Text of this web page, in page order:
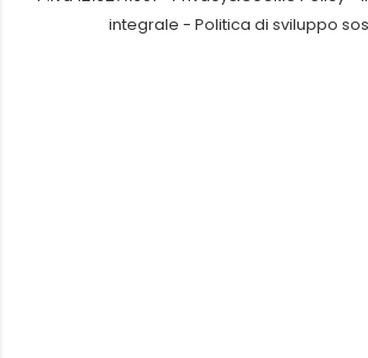
integrale - Politica di sviluppo